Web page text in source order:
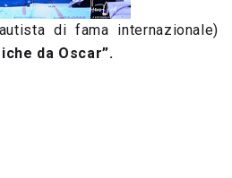
di fama internazionale)
da Oscar”.